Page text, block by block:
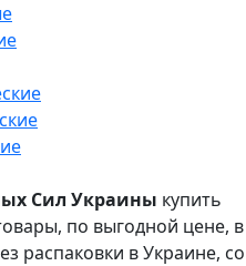
Сил Украины купить
по выгодной цене, в
распаковки в Украине, со